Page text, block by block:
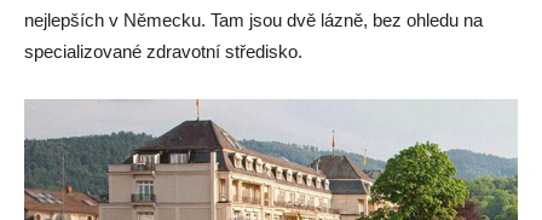
nejlepších v Německu. Tam jsou dvě lázně, bez ohledu na
specializované zdravotní středisko.